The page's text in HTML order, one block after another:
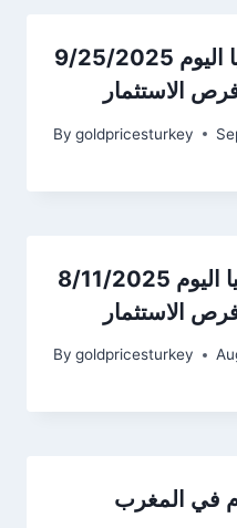
أسعار الذهب في ألمانيا اليوم 9/25/2025
الاستثمار
By goldpricesturkey
أسعار الذهب في ألمانيا اليوم 8/11/2025
الاستثمار
By goldpricesturkey
في المغرب